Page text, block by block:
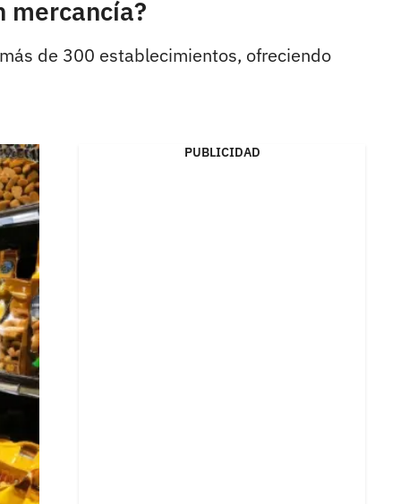
mercancía?
de 300 establecimientos, ofreciendo
PUBLICIDAD